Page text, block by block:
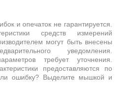
и опечаток не гарантируется.
средств измерений
могут быть внесены
уведомления.
требует уточнения.
предоставляются по
ошибку? Выделите мышкой и